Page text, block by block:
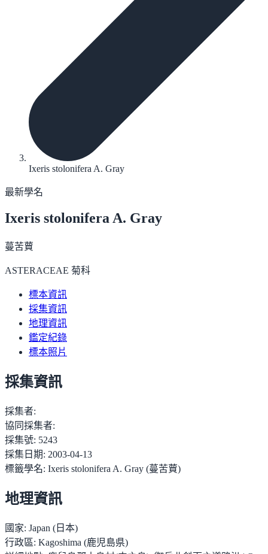
Ixeris stolonifera A. Gray
最新學名
Ixeris stoloniferaA. Gray
蔓苦蕒
ASTERACEAE 菊科
標本資訊
採集資訊
地理資訊
鑑定紀錄
標本照片
採集資訊
採集者:
協同採集者:
採集號: 5243
採集日期: 2003-04-13
標籤學名: Ixeris stolonifera A. Gray (蔓苦蕒)
地理資訊
國家: Japan (日本)
行政區: Kagoshima (鹿児島県)